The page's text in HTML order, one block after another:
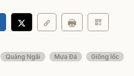
Quảng Ngãi Mưa Đá Giông lốc